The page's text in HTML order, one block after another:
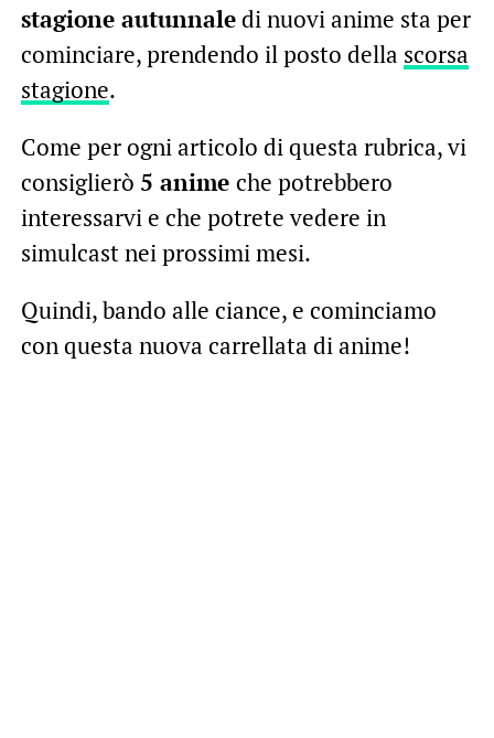
stagione autunnaledi nuovi anime sta per
cominciare, prendendo il posto della scorsa
stagione.
Come per ogni articolo di questa rubrica, vi
consiglierò 5 anime che potrebbero
interessarvi e che potrete vedere in
simulcast nei prossimi mesi.
Quindi, bando alle ciance, e cominciamo
con questa nuova carrellata di anime!